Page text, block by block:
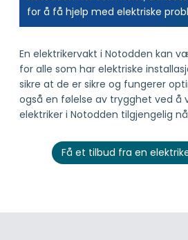
for å få hjelp med elektriske
En elektrikervakt i Notodden kan
for alle som har elektriske
sikre at de er sikre og fungerer
også en følelse av trygghet ved å
elektriker i Notodden tilgjengelig
Få et tilbud fra en